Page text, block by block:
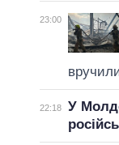
23:00
22:18
У